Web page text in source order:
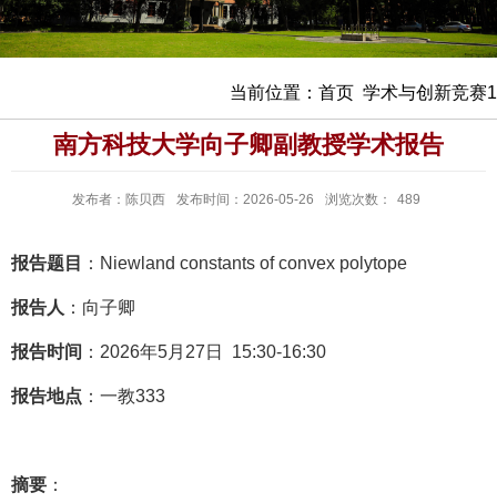
当前位置： 首页 学术与创新竞赛1
南方科技大学向子卿副教授学术报告
发布者：陈贝西 发布时间：2026-05-26 浏览次数： 489
报告题目 ：Niewland constants of convex polytope
报告人 ：向子卿
报告时间 ：2026年5月27日 15:30-16:30
报告地点 ：一教333
摘要 ：